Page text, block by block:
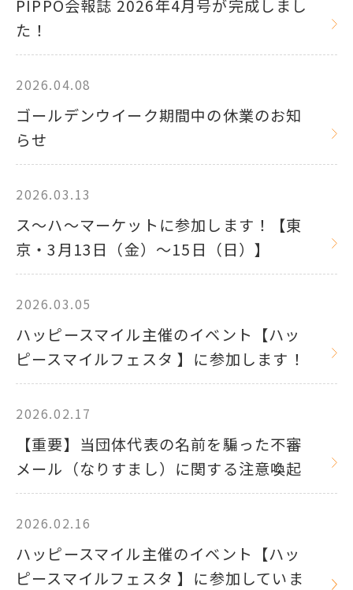
PIPPO会報誌 2026年4月号が完成しまし
た！
2026.04.08
ゴールデンウイーク期間中の休業のお知
らせ
2026.03.13
ス～ハ～マーケットに参加します！【東
京・3月13日（金）～15日（日）】
2026.03.05
ハッピースマイル主催のイベント【ハッ
ピースマイルフェスタ 】に参加します！
2026.02.17
【重要】当団体代表の名前を騙った不審
メール（なりすまし）に関する注意喚起
2026.02.16
ハッピースマイル主催のイベント【ハッ
ピースマイルフェスタ 】に参加していま